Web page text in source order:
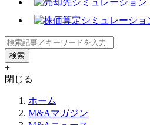
+
閉じる
ホーム
M&Aマガジン